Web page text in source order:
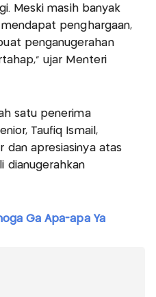
Meski masih banyak
penghargaan,
penganugerahan
ujar Menteri
satu penerima
Taufiq Ismail,
dan apresiasinya atas
dianugerahkan
Ga Apa-apa Ya